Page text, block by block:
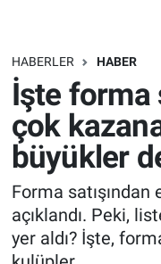
HABERLER HABER
İşte forma
çok
büyükler
Forma
açıklandı. Peki,
yer aldı? İşte,
Bilim turu
Bilim ve
Doğa
Dünya
Ege Saati
Dünya
Teknoloji
Sağlık
Spor
Yayın Akışı
Trafik Durumu
Süper Lig Puan
Tüm Manşetler
Son Dakika
Haber Arşivi